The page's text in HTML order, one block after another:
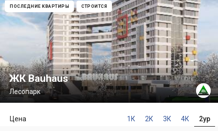
ПОСЛЕДНИЕ КВАРТИРЫ СТРОИТСЯ
ЖК Bauhaus
Лесопарк
1К 2К 3К 4К 2ур
Цена